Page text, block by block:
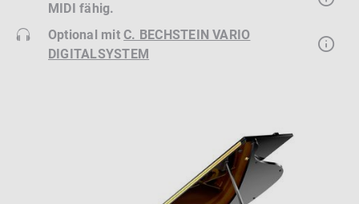
MIDI fähig.
Optional mitC. BECHSTEIN VARIO
DIGITALSYSTEM